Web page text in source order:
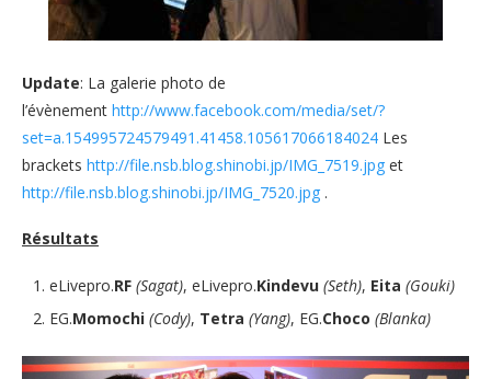
Update: La galerie photo de
l’évènement http://www.facebook.com/media/set/?
set=a.154995724579491.41458.105617066184024 Les
brackets http://file.nsb.blog.shinobi.jp/IMG_7519.jpg et
http://file.nsb.blog.shinobi.jp/IMG_7520.jpg .
Résultats
eLivepro.RF (Sagat), eLivepro.Kindevu (Seth), Eita (Gouki)
EG.Momochi (Cody), Tetra (Yang), EG.Choco (Blanka)